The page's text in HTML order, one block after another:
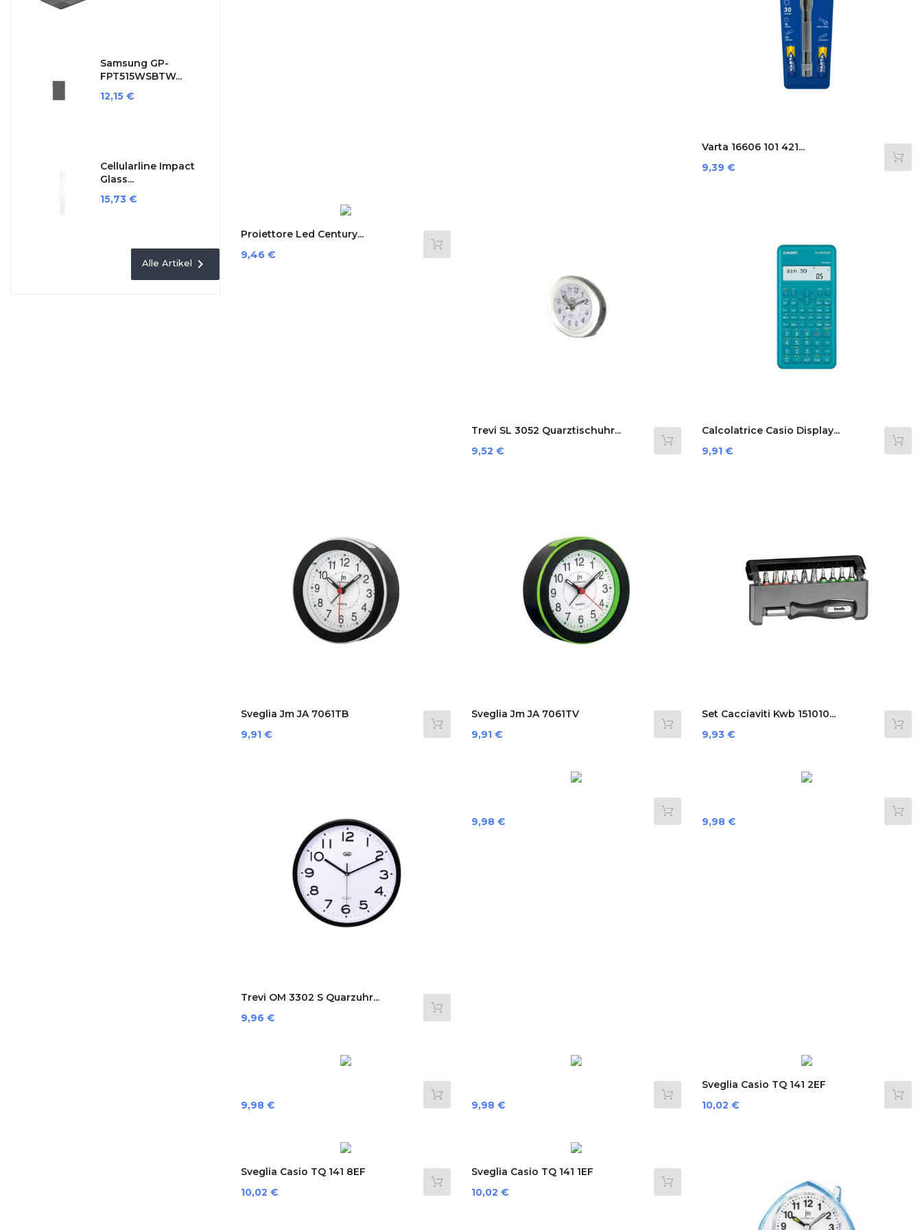
Samsung GP-
FPT515WSBTW...
Preis
12,15 €
Cellularline Impact
Glass...
Preis
15,73 €
Alle Artikel 
Varta 16606 101 421...
Preis
9,39 €
Proiettore Led Century...
Preis
9,46 €
Trevi SL 3052 Quarztischuhr...
Preis
9,52 €
Calcolatrice Casio Display...
Preis
9,91 €
Sveglia Jm JA 7061TB
Preis
9,91 €
Sveglia Jm JA 7061TV
Preis
9,91 €
Set Cacciaviti Kwb 151010...
Preis
9,93 €
Trevi OM 3302 S Quarzuhr...
Preis
9,96 €
Preis
9,98 € Preis
9,98 €
Preis
9,98 € Preis
9,98 €
Sveglia Casio TQ 141 2EF
Preis
10,02 €
Sveglia Casio TQ 141 8EF
Preis
10,02 €
Sveglia Casio TQ 141 1EF
Preis
10,02 €